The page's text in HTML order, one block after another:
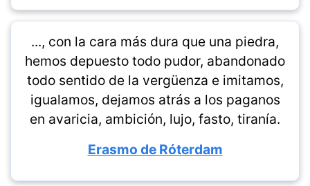
..., con la cara más dura que una piedra,
hemos depuesto todo pudor, abandonado
todo sentido de la vergüenza e imitamos,
igualamos, dejamos atrás a los paganos
en avaricia, ambición, lujo, fasto, tiranía.
Erasmo de Róterdam